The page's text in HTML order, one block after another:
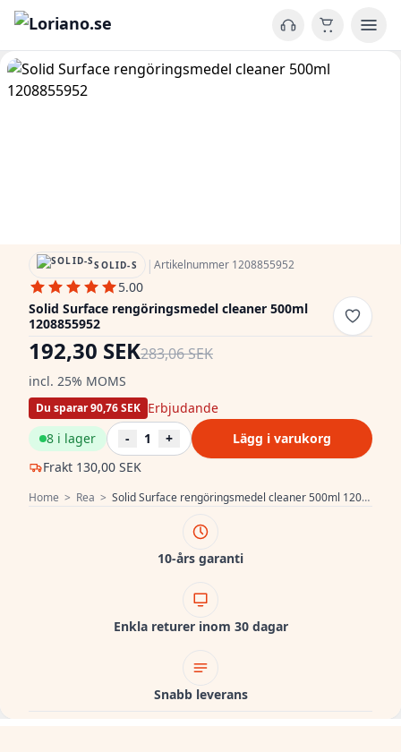
Home > Rea > Solid Surface rengöringsmedel cleaner 500ml 1208855952
SOLID-S | Artikelnummer 1208855952
5.00
Solid Surface rengöringsmedel cleaner 500ml
1208855952
192,30 SEK283,06 SEK
incl. 25% MOMS
Du sparar 90,76 SEK Erbjudande
Frakt 130,00 SEK
8 i lager - 1 + Lägg i varukorg
10-års garanti
Enkla returer inom 30 dagar
Snabb leverans